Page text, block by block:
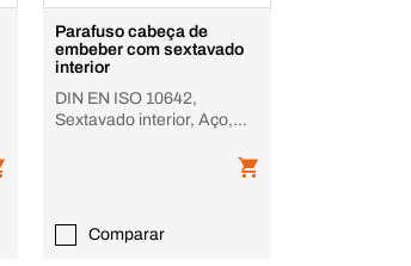
Parafuso cabeça de
embeber com sextavado
interior
DIN EN ISO 10642,
Sextavado interior, Aço,
Comparar